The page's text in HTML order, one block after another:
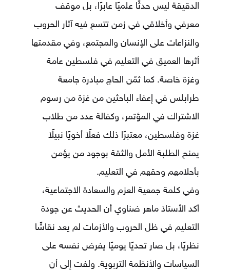
الدقيقة ليس حدثًا علميًا عابرًا، بل موقف
معرفي وأخلاقي في زمن تتسع فيه آثار الحروب
والنزاعات على الإنسان والمجتمع، وفي مقدمتها
أثرها العميق في التعليم في فلسطين عامة
وغزة خاصة. كما ثمّن الحاج مبادرة جامعة
طرابلس في إعفاء الباحثين من غزة من رسوم
الاشتراك في المؤتمر، وكفالة عدد من طلاب
غزة وفلسطين، معتبرًا ذلك فعلًا أخويًا نبيلًا
يمنح الطلبة الأمل والثقة بوجود من يؤمن
بأحلامهم وحقهم في التعليم.
وفي كلمة جمعية العزم والسعادة الاجتماعية،
أكد الأستاذ ماهر ضناوي أن الحديث عن جودة
التعليم في ظل الحروب والأزمات لم يعد نقاشًا
نظريًا، بل صار تحديًا يوميًا يفرض نفسه على
السياسات والأنظمة التربوية. ولفت إلى أن